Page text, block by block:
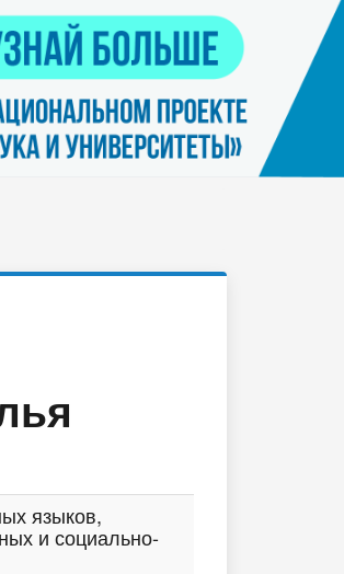
"Наука и университеты"
языков,
и социально-